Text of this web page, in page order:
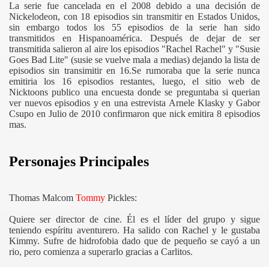
La serie fue cancelada en el 2008 debido a una decisión de
Nickelodeon, con 18 episodios sin transmitir en Estados Unidos,
sin embargo todos los 55 episodios de la serie han sido
transmitidos en Hispanoamérica. Después de dejar de ser
transmitida salieron al aire los episodios "Rachel Rachel" y "Susie
Goes Bad Lite" (susie se vuelve mala a medias) dejando la lista de
episodios sin transimitir en 16.Se rumoraba que la serie nunca
emitiria los 16 episodios restantes, luego, el sitio web de
Nicktoons publico una encuesta donde se preguntaba si querian
ver nuevos episodios y en una estrevista Arnele Klasky y Gabor
Csupo en Julio de 2010 confirmaron que nick emitira 8 episodios
mas.
Personajes Principales
Thomas Malcom Tommy Pickles:
Quiere ser director de cine. Él es el líder del grupo y sigue
teniendo espíritu aventurero. Ha salido con Rachel y le gustaba
Kimmy. Sufre de hidrofobia dado que de pequeño se cayó a un
rio, pero comienza a superarlo gracias a Carlitos.